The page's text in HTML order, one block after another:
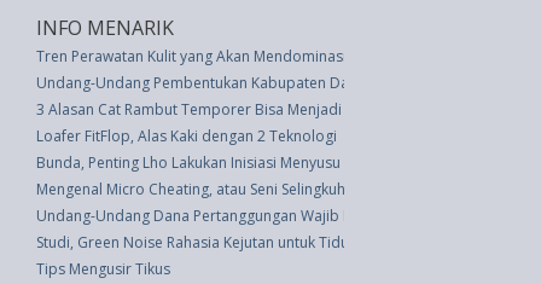
INFO MENARIK
Tren Perawatan Kulit yang Akan Mendominasi di 2023
Undang-Undang Pembentukan Kabupaten Daerah Tingkat Ii Tulang
3 Alasan Cat Rambut Temporer Bisa Menjadi Pilihan Tepat untuk Anda
Loafer FitFlop, Alas Kaki dengan 2 Teknologi
Bunda, Penting Lho Lakukan Inisiasi Menyusu Dini Pasca Melahirkan
Mengenal Micro Cheating, atau Seni Selingkuh yang Tidak Disengaja
Undang-Undang Dana Pertanggungan Wajib Kecelakaan Lalu Lintas Jalan
Studi, Green Noise Rahasia Kejutan untuk Tidur Nyenyak
Tips Mengusir Tikus